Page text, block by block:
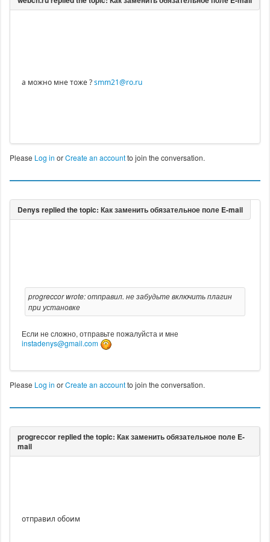
а можно мне тоже ?smm21@ro.ru
Please Log in orCreate an accountto join the conversation.
progreccor wrote: отправил. не забудьте включить плагин
при установке
Если не сложно, отправьте пожалуйста и мне
instadenys@gmail.com
Please Log in orCreate an accountto join the conversation.
отправил обоим